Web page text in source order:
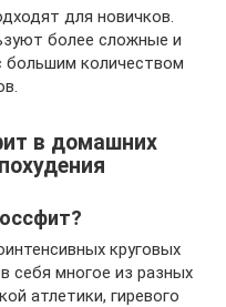
для новичков.
более сложные и
большим количеством
в домашних
круговых
себя многое из разных
атлетики, гиревого